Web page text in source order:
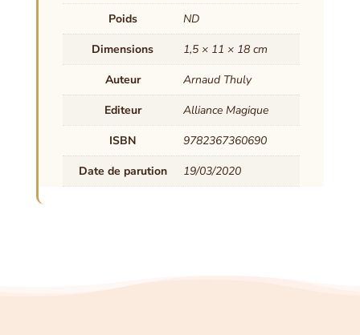
Poids
ND
Dimensions
1,5 × 11 × 18 cm
Auteur
Arnaud Thuly
Editeur
Alliance Magique
ISBN
9782367360690
Date de parution
19/03/2020